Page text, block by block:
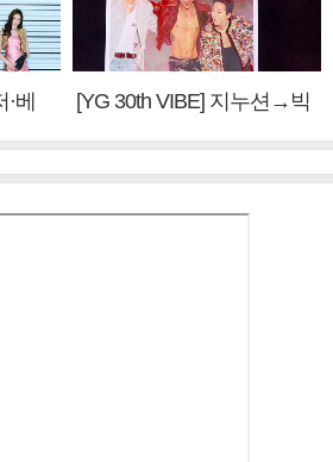
베
[YG 30th VIBE] 지누션→빅